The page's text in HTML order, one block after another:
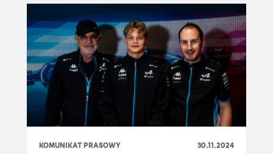
KOMUNIKAT PRASOWY 30.11.2024